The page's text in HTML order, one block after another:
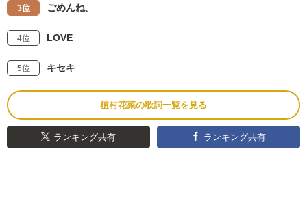
3位 ごめんね。
4位 LOVE
5位 キセキ
植村花菜の歌詞一覧を見る
ランキング共有 ランキング共有